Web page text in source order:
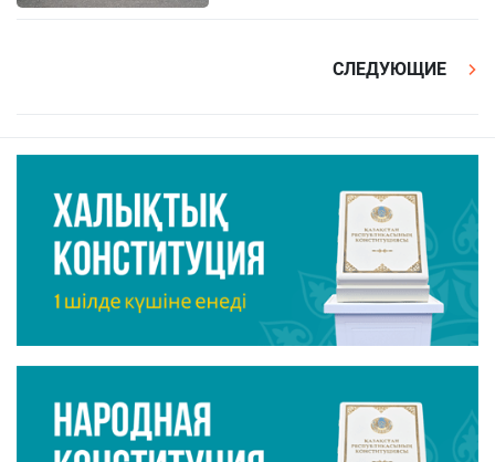
СЛЕДУЮЩИЕ